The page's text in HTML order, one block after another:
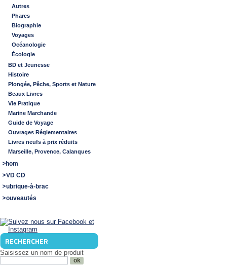
Autres
Phares
Biographie
Voyages
Océanologie
Écologie
BD et Jeunesse
Histoire
Plongée, Pêche, Sports et Nature
Beaux Livres
Vie Pratique
Marine Marchande
Guide de Voyage
Ouvrages Réglementaires
Livres neufs à prix réduits
Marseille, Provence, Calanques
Shom
DVD CD
Rubrique-à-brac
Nouveautés
RECHERCHER
Saisissez un nom de produit